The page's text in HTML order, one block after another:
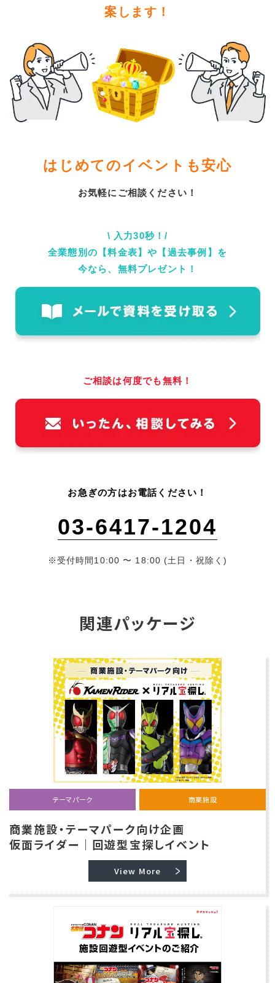
案します！
はじめてのイベントも安心
お気軽にご相談ください！
\ 入力30秒！/
全業態別の【料金表】や【過去事例】を
今なら、無料プレゼント！
ご相談は何度でも無料！
お急ぎの方はお電話ください！
03-6417-1204
※受付時間10:00 〜 18:00 (土日・祝除く)
関連パッケージ
テーマパーク 商業施設
商業施設・テーマパーク向け企画
仮面ライダー｜回遊型宝探しイベント
View More